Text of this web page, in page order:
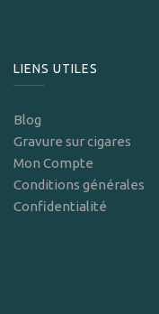
LIENS UTILES
Blog
Gravure sur cigares
Mon Compte
Conditions générales
Confidentialité